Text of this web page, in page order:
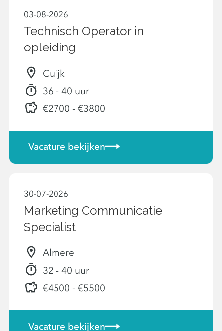
03-08-2026
Technisch Operator in
opleiding
Cuijk
36 - 40 uur
€2700 - €3800
Vacature bekijken
30-07-2026
Marketing Communicatie
Specialist
Almere
32 - 40 uur
€4500 - €5500
Vacature bekijken